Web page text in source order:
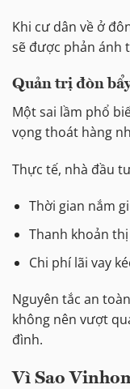
Khi cư dân về ở
sẽ được phản ánh
Quản trị đòn
Một sai lầm phổ
vọng thoát hàng
Thực tế, nhà đầu
Thời gian nắm
Thanh khoản
Chi phí lãi vay
Nguyên tắc an
không nên vượt
đình.
Vì Sao